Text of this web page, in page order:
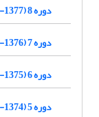
دوره 8 (1377-1378)
دوره 7 (1376-1377)
دوره 6 (1375-1376)
دوره 5 (1374-1375)